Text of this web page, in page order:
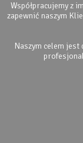
Współpracujemy z
zapewnić naszym
Naszym celem jest